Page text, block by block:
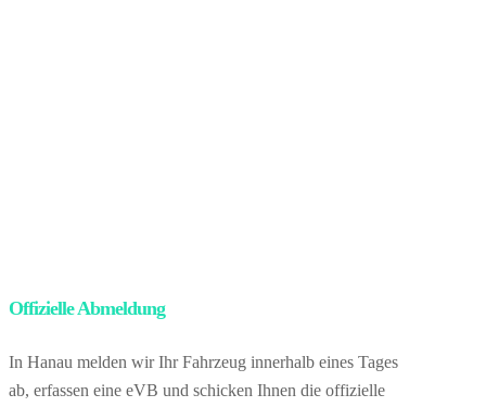
Offizielle Abmeldung
In Hanau melden wir Ihr Fahrzeug innerhalb eines Tages
ab, erfassen eine eVB und schicken Ihnen die offizielle